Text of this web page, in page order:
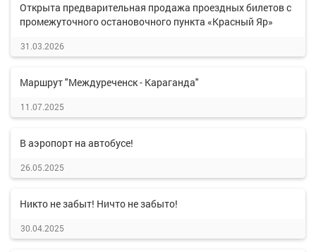
Открыта предварительная продажа проездных билетов с
промежуточного остановочного пункта «Красный Яр»
31.03.2026
Маршрут "Междуреченск - Караганда"
11.07.2025
В аэропорт на автобусе!
26.05.2025
Никто не забыт! Ничто не забыто!
30.04.2025